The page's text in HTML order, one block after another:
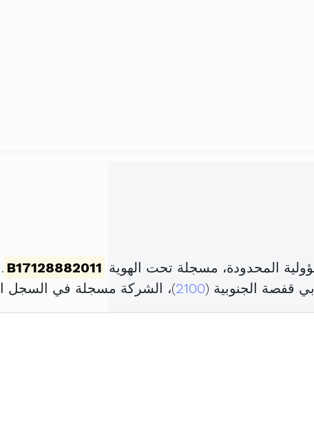
المحدودة، مسجلة تحت الهوية B17128882011
.
قفصة الجنوبية (2100)، الشركة مسجلة في السجل